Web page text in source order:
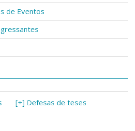
de Eventos
[+] Defesas de teses